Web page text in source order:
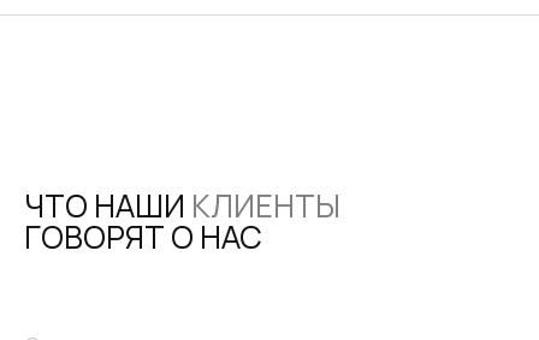
ЧТО НАШИ КЛИЕНТЫ
ГОВОРЯТ О НАС